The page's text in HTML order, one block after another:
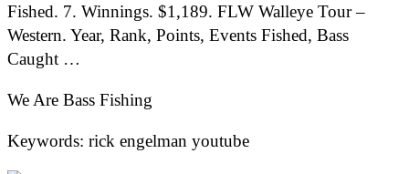
Fished. 7. Winnings. $1,189. FLW Walleye Tour –
Western. Year, Rank, Points, Events Fished, Bass
Caught …
We Are Bass Fishing
Keywords: rick engelman youtube